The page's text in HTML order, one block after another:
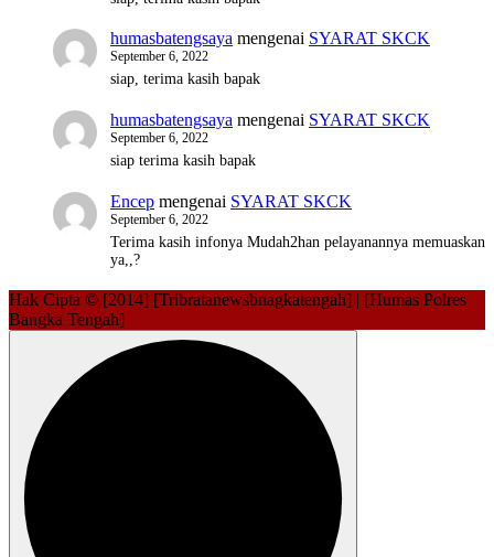
humasbatengsaya mengenai SYARAT SKCK
September 6, 2022
siap, terima kasih bapak
humasbatengsaya mengenai SYARAT SKCK
September 6, 2022
siap terima kasih bapak
Encep mengenai SYARAT SKCK
September 6, 2022
Terima kasih infonya Mudah2han pelayanannya memuaskan
ya,,?
Hak Cipta © [2014] [Tribratanewsbnagkatengah] | [Humas Polres
Bangka Tengah]